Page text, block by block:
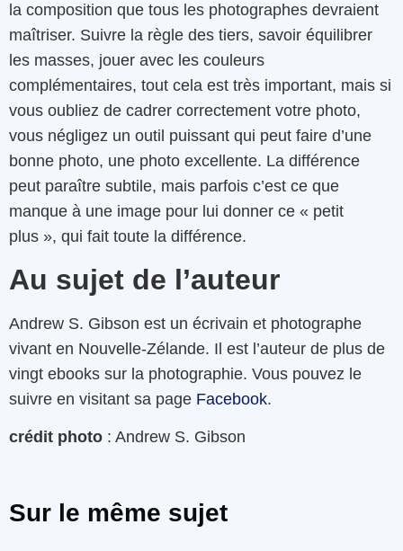
la composition que tous les photographes devraient
maîtriser. Suivre la règle des tiers, savoir équilibrer
les masses, jouer avec les couleurs
complémentaires, tout cela est très important, mais si
vous oubliez de cadrer correctement votre photo,
vous négligez un outil puissant qui peut faire d’une
bonne photo, une photo excellente. La différence
peut paraître subtile, mais parfois c’est ce que
manque à une image pour lui donner ce « petit
plus », qui fait toute la différence.
Au sujet de l’auteur
Andrew S. Gibson est un écrivain et photographe
vivant en Nouvelle-Zélande. Il est l’auteur de plus de
vingt ebooks sur la photographie. Vous pouvez le
suivre en visitant sa page Facebook.
crédit photo : Andrew S. Gibson
Sur le même sujet